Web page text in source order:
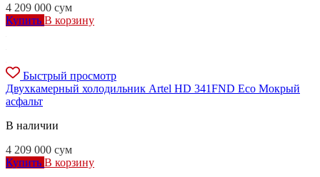
4 209 000 сум
Купить В корзину
Быстрый просмотр
Двухкамерный холодильник Artel HD 341FND Eco Мокрый
асфальт
В наличии
4 209 000 сум
Купить В корзину